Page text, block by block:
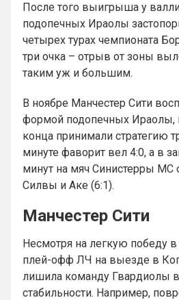
После того выигрыша у
подопечных Ираолы
четырех турах чемпионата
три очка – отрыв от зоны
таким уж и большим.
В ноябре Манчестер Сити
формой подопечных Ираолы,
конца принимали стратегию
минуте фаворит вел 4:0, а в
минут на мяч Синистерры МС
Силвы и Аке (6:1).
Манчестер Сити
Несмотря на легкую победу
плей-офф ЛЧ на выезде в
лишила команду Гвардиолы
стабильности. Например,